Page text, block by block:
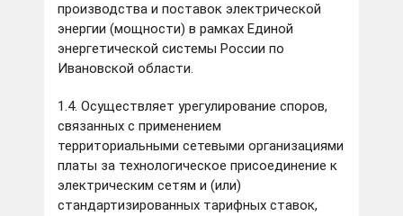
производства и поставок электрической
энергии (мощности) в рамках Единой
энергетической системы России по
Ивановской области.
1.4. Осуществляет урегулирование споров,
связанных с применением
территориальными сетевыми организациями
платы за технологическое присоединение к
электрическим сетям и (или)
стандартизированных тарифных ставок,